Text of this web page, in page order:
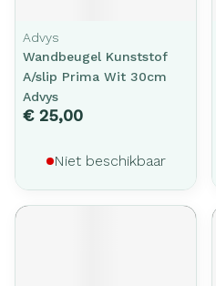
Advys
Wandbeugel Kunststof
A/slip Prima Wit 30cm
Advys
€ 25,00
Niet beschikbaar